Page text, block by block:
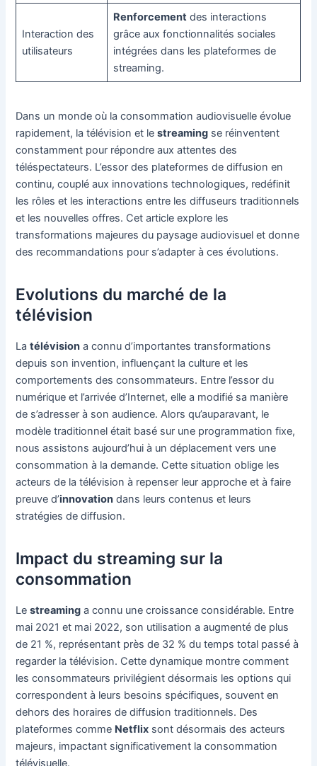
Interaction des
utilisateurs
Renforcementdes interactions
grâce aux fonctionnalités sociales
intégrées dans les plateformes de
streaming.
Dans un monde où la consommation audiovisuelle évolue
rapidement, la télévision et lestreaming se réinventent
constamment pour répondre aux attentes des
téléspectateurs. L’essor des plateformes de diffusion en
continu, couplé aux innovations technologiques, redéfinit
les rôles et les interactions entre les diffuseurs traditionnels
et les nouvelles offres. Cet article explore les
transformations majeures du paysage audiovisuel et donne
des recommandations pour s’adapter à ces évolutions.
Evolutions du marché de la
télévision
Latélévision a connu d’importantes transformations
depuis son invention, influençant la culture et les
comportements des consommateurs. Entre l’essor du
numérique et l’arrivée d’Internet, elle a modifié sa manière
de s’adresser à son audience. Alors qu’auparavant, le
modèle traditionnel était basé sur une programmation fixe,
nous assistons aujourd’hui à un déplacement vers une
consommation à la demande. Cette situation oblige les
acteurs de la télévision à repenser leur approche et à faire
preuve d’innovation dans leurs contenus et leurs
stratégies de diffusion.
Impact du streaming sur la
consommation
Lestreaming a connu une croissance considérable. Entre
mai 2021 et mai 2022, son utilisation a augmenté de plus
de 21 %, représentant près de 32 % du temps total passé à
regarder la télévision. Cette dynamique montre comment
les consommateurs privilégient désormais les options qui
correspondent à leurs besoins spécifiques, souvent en
dehors des horaires de diffusion traditionnels. Des
plateformes comme Netflix sont désormais des acteurs
majeurs, impactant significativement la consommation
télévisuelle.